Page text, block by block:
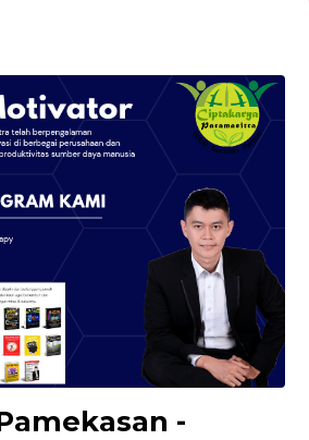
-